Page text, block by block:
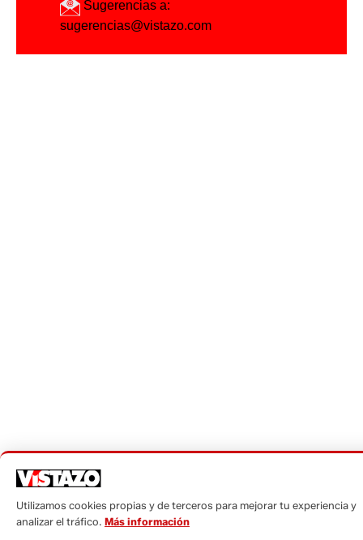
Sugerencias a:
sugerencias@vistazo.com
Utilizamos cookies propias y de terceros para mejorar tu experiencia y
analizar el tráfico. Más información